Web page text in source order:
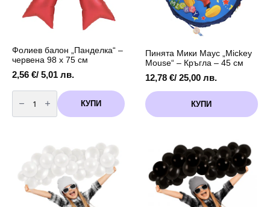
Фолиев балон „Панделка“ –
червена 98 х 75 см
2,56 €/ 5,01 лв.
количество
за
Фолиев
балон
см
КУПИ
Пинята Мики Маус „Mickey
Mouse“ – Кръгла – 45 см
12,78 €/ 25,00 лв.
КУПИ